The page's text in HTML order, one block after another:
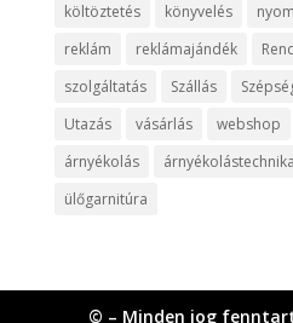
költöztetés
könyvelés
reklám
reklámajándék
szolgáltatás
Szállás
Utazás
vásárlás webshop
árnyékolás
árnyékolástechnika
ülőgarnitúra
© – Minden jog